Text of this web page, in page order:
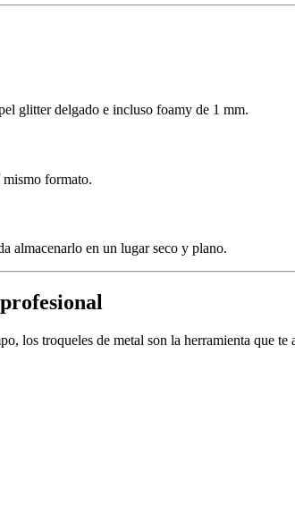
glitter delgado e incluso foamy de 1 mm.
mismo formato.
almacenarlo en un lugar seco y plano.
los troqueles de metal son la herramienta que